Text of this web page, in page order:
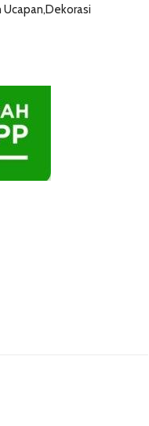
Ucapan,Dekorasi